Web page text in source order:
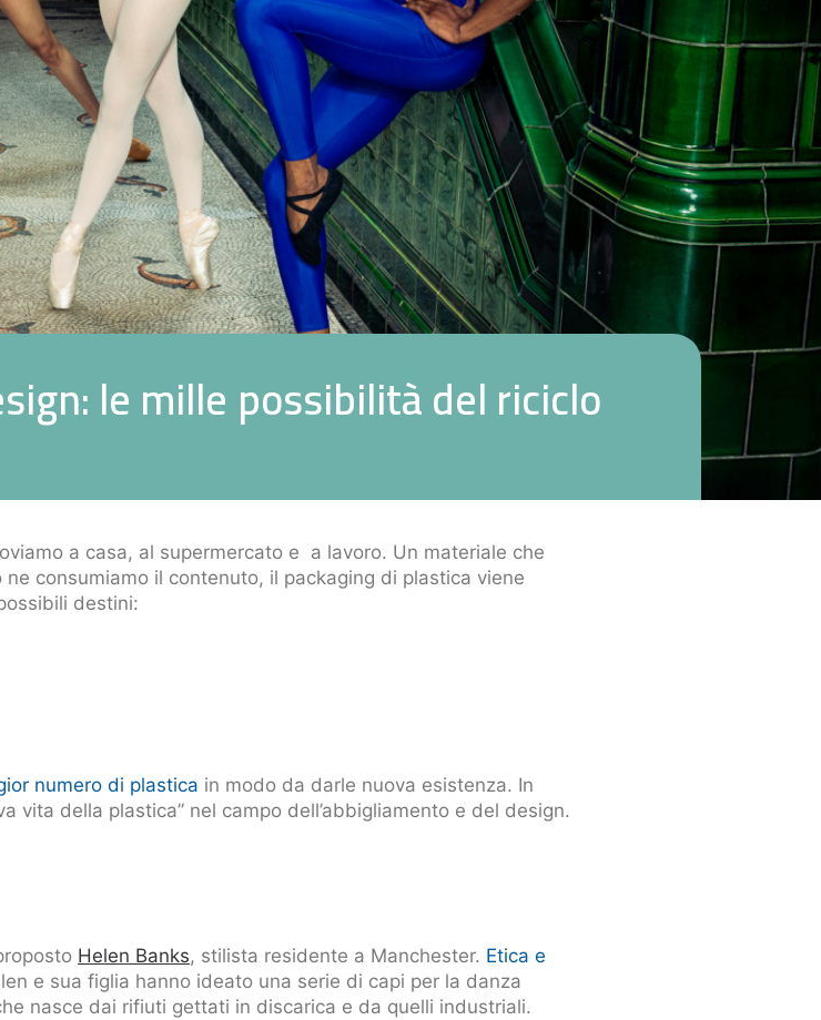
sign:lemillepossibilitàdelriciclo
a casa, al supermercato e a lavoro. Un materiale che
consumiamo il contenuto, il packaging di plastica viene
destini:
numero di plastica in modo da darle nuova esistenza. In
vita della plastica” nel campo dell’abbigliamento e del design.
Helen Banks, stilista residente a Manchester. Etica e
e sua figlia hanno ideato una serie di capi per la danza
nasce dai rifiuti gettati in discarica e da quelli industriali.